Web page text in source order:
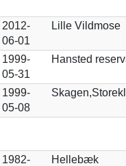
2012-
06-01
Lille Vildmose
1999-
05-31
Hansted
1999-
05-08
1982-
Hellebæk